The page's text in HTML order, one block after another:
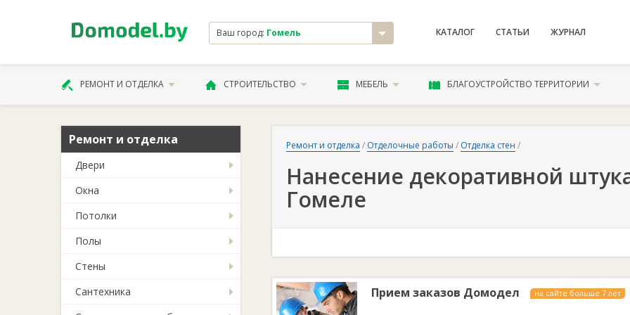
Ваш город: Гомель КАТАЛОГ СТАТЬИ ЖУРНАЛ
РЕМОНТ И ОТДЕЛКА СТРОИТЕЛЬСТВО МЕБЕЛЬ БЛАГОУСТРОЙСТВО ТЕРРИТОРИИ
Ремонт и отделка
Двери
Окна
Потолки
Полы
Стены
Сантехника
Ремонт и отделка / Отделочные работы / Отделка стен /
Нанесение декоративной
Гомеле
Прием заказов Домодел на сайте больше 7 лет